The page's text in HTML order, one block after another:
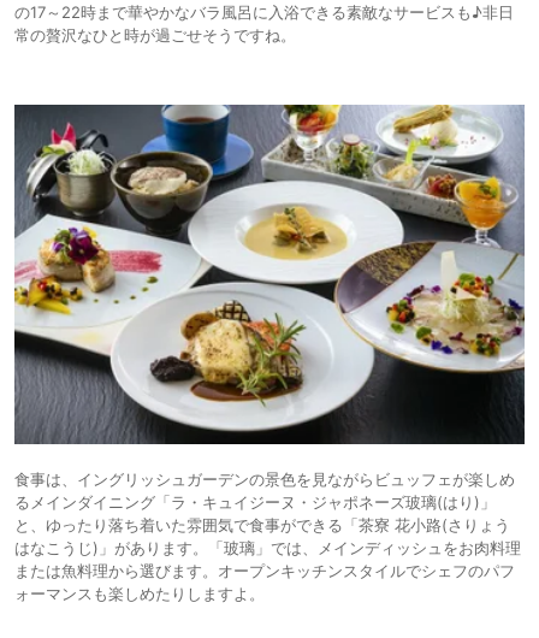
の17～22時まで華やかなバラ風呂に入浴できる素敵なサービスも♪非日
常の贅沢なひと時が過ごせそうですね。
食事は、イングリッシュガーデンの景色を見ながらビュッフェが楽しめ
るメインダイニング「ラ・キュイジーヌ・ジャポネーズ玻璃(はり)」
と、ゆったり落ち着いた雰囲気で食事ができる「茶寮 花小路(さりょう
はなこうじ)」があります。「玻璃」では、メインディッシュをお肉料理
または魚料理から選びます。オープンキッチンスタイルでシェフのパフ
ォーマンスも楽しめたりしますよ。